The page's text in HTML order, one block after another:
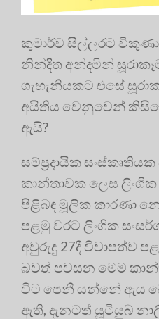
කුමාර්ව සිල්ලරට
නින්දිත අන්දමින්
ගැහැනියකට එසේ
අයිතිය වෙනුවෙන්
ඇයි?
සම්ප්‍රදායික
කාන්තාවක ලෙස
පිළිබඳ මූලික කාරණා
පළමු වරට ලිංගික
අවුරුදු 27දී විවාපත්ව
බවත් පවසන මෙම
විට පෙනී යන්නේ ඇය
ඇති, දැනටත් යූටියුබ්